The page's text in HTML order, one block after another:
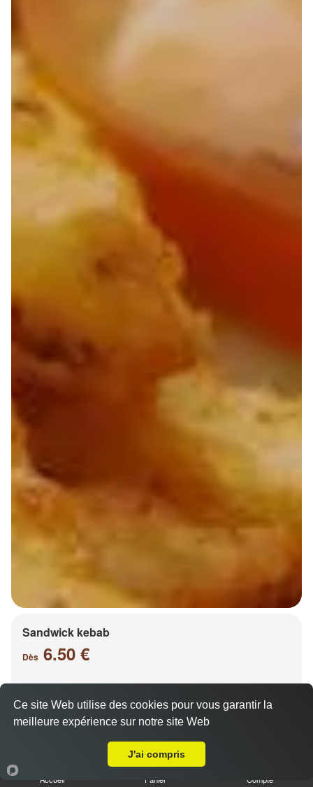
Sandwick kebab
Dès 6.50 €
Salade, tomates, oignons, chou, carottes
Accueil Panier Compte
Ce site Web utilise des cookies pour vous garantir la
meilleure expérience sur notre site Web
J'ai compris